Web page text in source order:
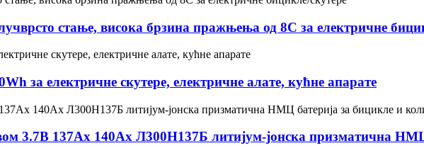
стање, висока брзина пражњења од 8C за електричне
за електричне скутере, електричне алате, кућне апарате
3.7В 137Ах 140Ах Л300Н137Б литијум-јонска призматична